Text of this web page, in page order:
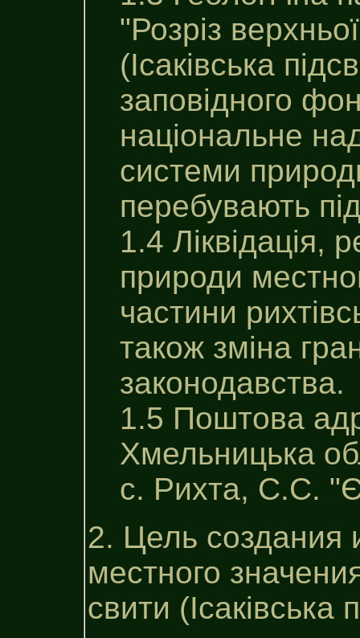
"Розріз
(Iсакiвська
заповiдного
національне
системи
перебувають
1.4 Ліквідація,
природи
частини
також зміна
законодавства.
1.5 Поштова
Хмельницька
с. Рихта, С.С.
2. Цель создания
местного
свити (Iсакiвська